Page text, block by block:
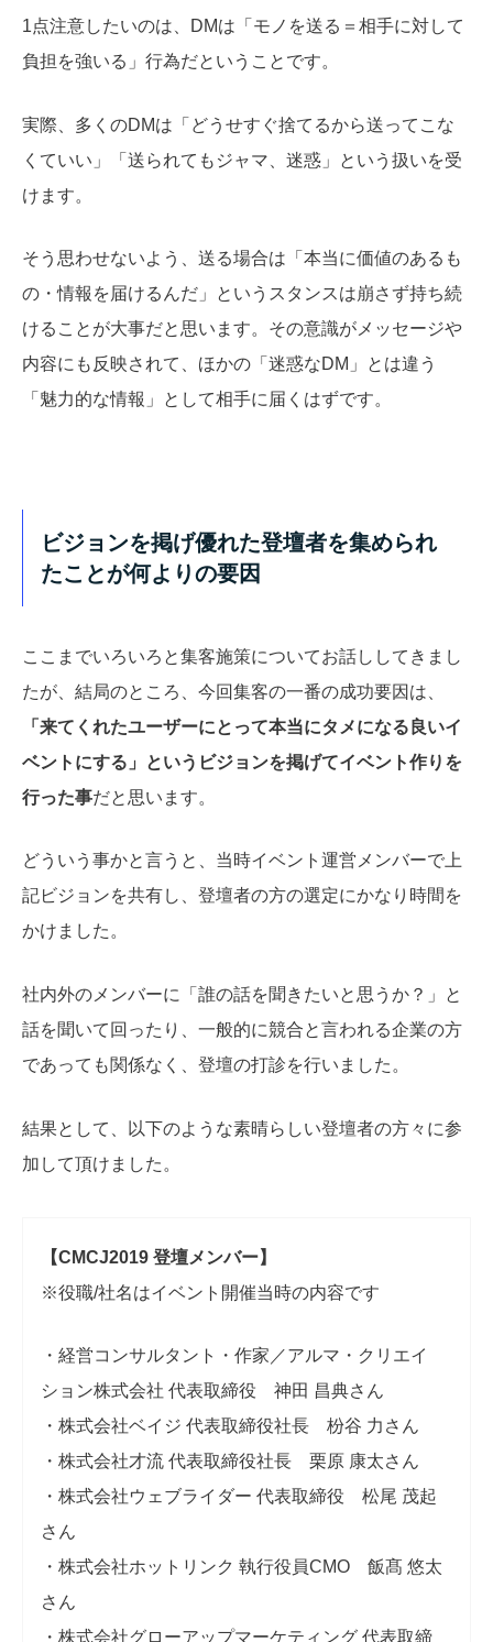
1点注意したいのは、DMは「モノを送る＝相手に対して
負担を強いる」行為だということです。
実際、多くのDMは「どうせすぐ捨てるから送ってこな
くていい」「送られてもジャマ、迷惑」という扱いを受
けます。
そう思わせないよう、送る場合は「本当に価値のあるも
の・情報を届けるんだ」というスタンスは崩さず持ち続
けることが大事だと思います。その意識がメッセージや
内容にも反映されて、ほかの「迷惑なDM」とは違う
「魅力的な情報」として相手に届くはずです。
ビジョンを掲げ優れた登壇者を集められ
たことが何よりの要因
ここまでいろいろと集客施策についてお話ししてきまし
たが、結局のところ、今回集客の一番の成功要因は、
「来てくれたユーザーにとって本当にタメになる良いイ
ベントにする」というビジョンを掲げてイベント作りを
行った事だと思います。
どういう事かと言うと、当時イベント運営メンバーで上
記ビジョンを共有し、登壇者の方の選定にかなり時間を
かけました。
社内外のメンバーに「誰の話を聞きたいと思うか？」と
話を聞いて回ったり、一般的に競合と言われる企業の方
であっても関係なく、登壇の打診を行いました。
結果として、以下のような素晴らしい登壇者の方々に参
加して頂けました。
【CMCJ2019 登壇メンバー】
※役職/社名はイベント開催当時の内容です
・経営コンサルタント・作家／アルマ・クリエイ
ション株式会社 代表取締役 神田 昌典さん
・株式会社ベイジ 代表取締役社長 枌谷 力さん
・株式会社才流 代表取締役社長 栗原 康太さん
・株式会社ウェブライダー 代表取締役 松尾 茂起
さん
・株式会社ホットリンク 執行役員CMO 飯髙 悠太
さん
・株式会社グローアップマーケティング 代表取締